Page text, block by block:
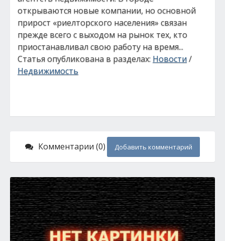
открываются новые компании, но основной
прирост «риелторского населения» связан
прежде всего с выходом на рынок тех, кто
приостанавливал свою работу на время...
Статья опубликована в разделах: Новости/
Недвижимость
Комментарии (0) Добавить комментарий